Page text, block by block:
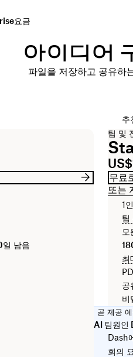
요금
아이디어
파일을 저장하고 공유하
남음
추
팀 및
무료
또는
1
팀
모
최
공
비
곧 제공 예
AI 팀원인
Dash
회의